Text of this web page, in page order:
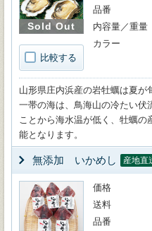
Sold Out
比較する
品番
内容量／重量
カラー
山形県庄内浜産の岩牡蠣は夏が
一帯の海は、鳥海山の冷たい伏
ことから海水温が低く、牡蠣
能となります。
無添加 いかめし 産地直
価格
送料
品番